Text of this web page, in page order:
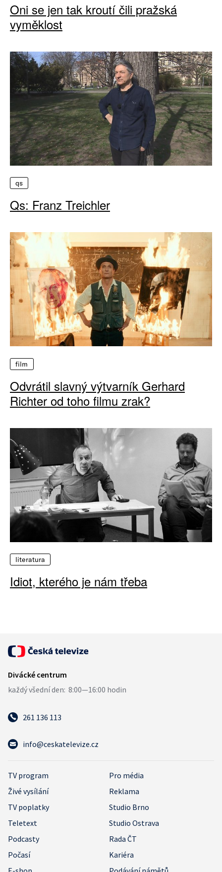
Oni se jen tak kroutí čili pražská
vyměklost
qs
Qs: Franz Treichler
film
Odvrátil slavný výtvarník Gerhard
Richter od toho filmu zrak?
literatura
Idiot, kterého je nám třeba
261 136 113
info@ceskatelevize.cz
TV program
Pro média
Živé vysílání
Reklama
TV poplatky
Studio Brno
Teletext
Studio Ostrava
Podcasty
Rada ČT
Počasí
Kariéra